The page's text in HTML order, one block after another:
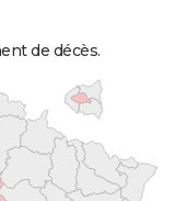
de décès.